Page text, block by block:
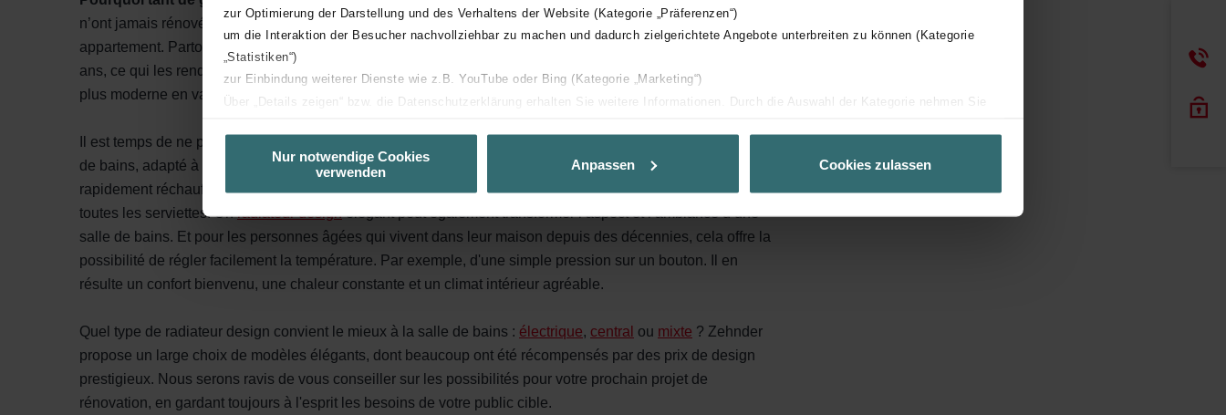
zur Optimierung der Darstellung und des Verhaltens der Website (Kategorie „Präferenzen“)
um die Interaktion der Besucher nachvollziehbar zu machen und dadurch zielgerichtete Angebote unterbreiten zu können (Kategorie
„Statistiken“)
zur Einbindung weiterer Dienste wie z.B. YouTube oder Bing (Kategorie „Marketing“)
Über „Details zeigen“ bzw. die Datenschutzerklärung erhalten Sie weitere Informationen. Durch die Auswahl der Kategorie nehmen Sie
unserer Website verwenden, um Ihnen die bestmögliche Nutzererfahrung zu ermöglichen und Ihnen maßgeschneiderte Informationen
basierend auf Ihren Interessen zur Verfügung zu stellen. Alle Einwilligungen können Sie selbstverständlich über einen Link in der
Datenschutzerklärung widerrufen.
Datenschutzerklärung der Zehnder Group
Zehnder Group AG: Data Privacy
Zehnder Group België nv/sa: Déclarations de confidentialité
Zehnder Group France: Protection des données
Zehnder Group Ibérica SAU: Política de privacidad
Zehnder Group Italia S.r.l.: Privacy
Zehnder Group İç Mekan İklimlendirme Sanayi ve Ticaret Limitet Şirketi: Web Sitesi Çerezleri
Nur notwendige Cookies
verwenden
Anpassen Cookies zulassen
n’ont jamais rénové leur salle de bains depuis qu’elles ont emménagé dans leur maison ou leur
appartement. Partout en Europe, de nombreuses salles de bains sont restées inchangées depuis plus de 20
ans, ce qui les rend techniquement obsolètes. Pourtant, investir dans une salle de bains plus confortable et
plus moderne en vaut la peine et est bien plus facile que vous ne le pensez.
Il est temps de ne plus remettre cela à plus tard. Il existe un moyen simple d’améliorer le confort de la salle
de bains, adapté à chaque espace, chaque budget et chaque étape de la vie. Unradiateur électrique
rapidement réchauffer une petite pièce pendant les moments chargés de la vie familiale, tout en séchant
toutes les serviettes. Unradiateur designélégant peut également transformer l’aspect et l’ambiance d’une
salle de bains. Et pour les personnes âgées qui vivent dans leur maison depuis des décennies, cela offre la
possibilité de régler facilement la température. Par exemple, d'une simple pression sur un bouton. Il en
résulte un confort bienvenu, une chaleur constante et un climat intérieur agréable.
Quel type de radiateur design convient le mieux à la salle de bains : électrique, central ou mixte ? Zehnder
propose un large choix de modèles élégants, dont beaucoup ont été récompensés par des prix de design
prestigieux. Nous serons ravis de vous conseiller sur les possibilités pour votre prochain projet de
rénovation, en gardant toujours à l'esprit les besoins de votre public cible.